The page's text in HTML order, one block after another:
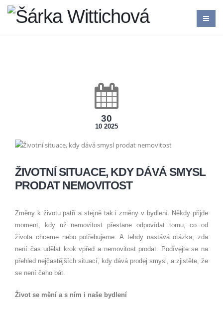
30
10 2025
ŽIVOTNÍ SITUACE, KDY DÁVÁ SMYSL
PRODAT NEMOVITOST
Změny k životu patří a stejně tak i změny v bydlení. Někdy přijde
moment, kdy už nemovitost přestane odpovídat tomu, co od
života chceme nebo potřebujeme. A tehdy nastává otázka, zda
není čas udělat krok vpřed a nemovitost prodat. Podívejte se na
přehled nejčastějších situací, kdy dává prodej smysl, a zjistěte, že
se není čeho bát.
Život se mění a s ním i naše bydlení